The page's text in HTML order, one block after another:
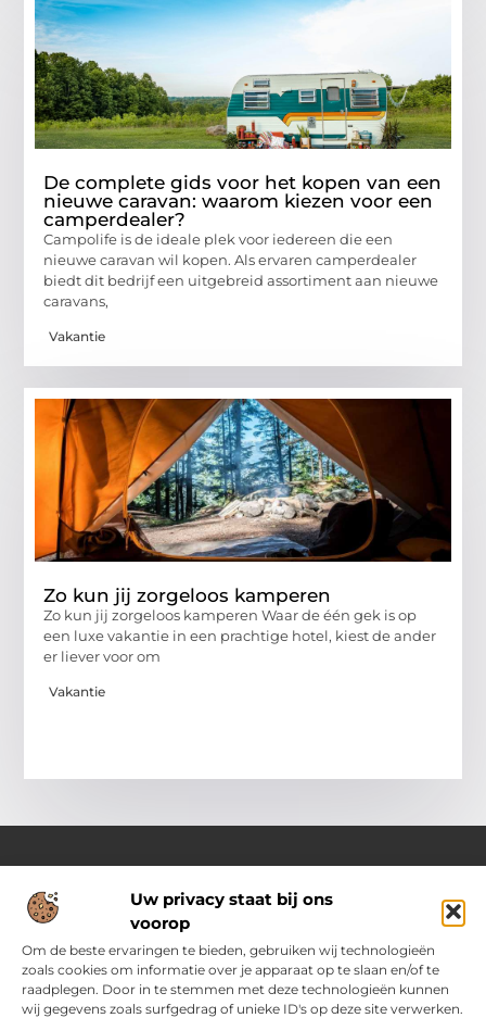
Uw privacy staat bij ons
voorop
Om de beste ervaringen te bieden, gebruiken wij technologieën
zoals cookies om informatie over je apparaat op te slaan en/of te
raadplegen. Door in te stemmen met deze technologieën kunnen
wij gegevens zoals surfgedrag of unieke ID's op deze site verwerken.
De complete gids voor het kopen van een
nieuwe caravan: waarom kiezen voor een
camperdealer?
Campolife is de ideale plek voor iedereen die een
nieuwe caravan wil kopen. Als ervaren camperdealer
biedt dit bedrijf een uitgebreid assortiment aan nieuwe
caravans,
Vakantie
Zo kun jij zorgeloos kamperen
Zo kun jij zorgeloos kamperen Waar de één gek is op
een luxe vakantie in een prachtige hotel, kiest de ander
er liever voor om
Vakantie
Over Ozoleukekleding.nl
Jouw inspiratiebron voor stijlvolle en praktische modetips
Laat je verrassen door onze gevarieerde blogs vol trends,
kledingadvies en creatieve ideeën. Ontdek hoe je met slimme
tips en originele inspiratie elke dag met flair en zelfvertrouwen
voor de dag komt.